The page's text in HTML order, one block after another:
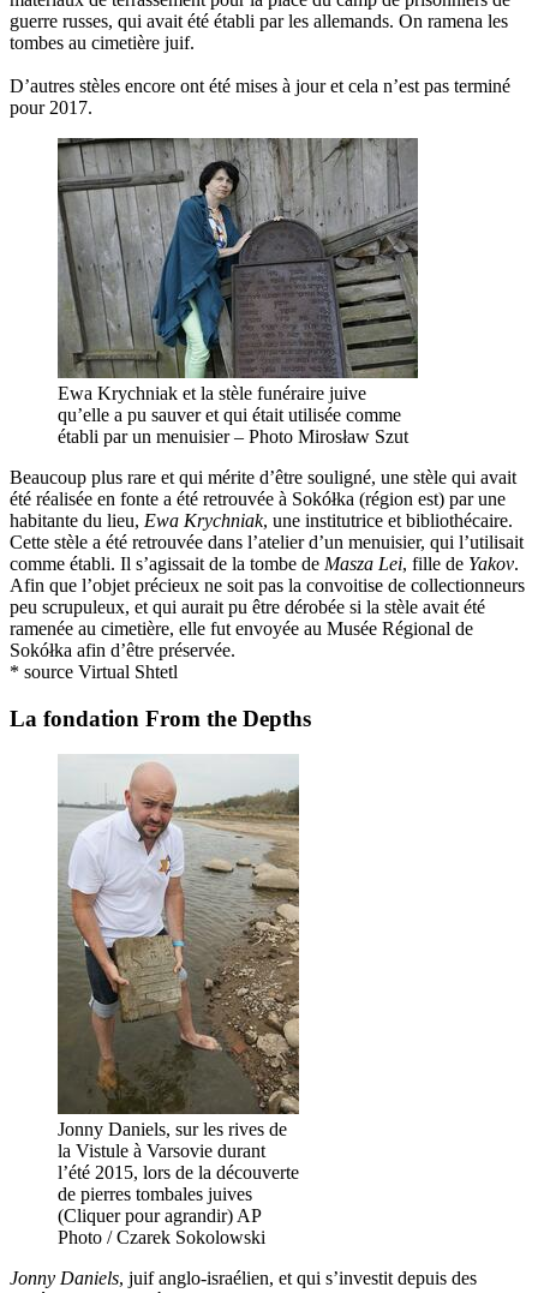
guerre russes, qui avait été établi par les allemands. On ramena les
tombes au cimetière juif.
D’autres stèles encore ont été mises à jour et cela n’est pas terminé
pour 2017.
Ewa Krychniak et la stèle funéraire juive
qu’elle a pu sauver et qui était utilisée comme
établi par un menuisier – Photo Mirosław Szut
Beaucoup plus rare et qui mérite d’être souligné, une stèle qui avait
été réalisée en fonte a été retrouvée à Sokółka (région est) par une
habitante du lieu, Ewa Krychniak, une institutrice et bibliothécaire.
Cette stèle a été retrouvée dans l’atelier d’un menuisier, qui l’utilisait
comme établi. Il s’agissait de la tombe de Masza Lei, fille de Yakov.
Afin que l’objet précieux ne soit pas la convoitise de collectionneurs
peu scrupuleux, et qui aurait pu être dérobée si la stèle avait été
ramenée au cimetière, elle fut envoyée au Musée Régional de
Sokółka afin d’être préservée.
* source Virtual Shtetl
La fondation From the Depths
Jonny Daniels, sur les rives de
la Vistule à Varsovie durant
l’été 2015, lors de la découverte
de pierres tombales juives
(Cliquer pour agrandir) AP
Photo / Czarek Sokolowski
Jonny Daniels, juif anglo-israélien, et qui s’investit depuis des